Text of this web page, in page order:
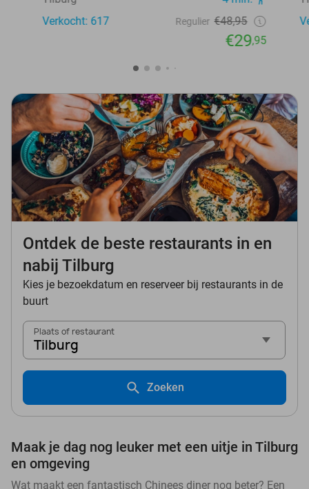
Verkocht: 617
Regulier €48,95
€29,95
Ontdek de beste restaurants in en
nabij Tilburg
Kies je bezoekdatum en reserveer bij restaurants in de
buurt
Plaats of restaurant
Tilburg
Zoeken
Maak je dag nog leuker met een uitje in Tilburg
en omgeving
Wat maakt een fantastisch Chinees diner nog beter? Een